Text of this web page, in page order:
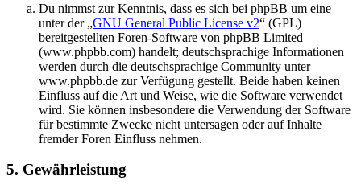
Du nimmst zur Kenntnis, dass es sich bei phpBB um eine
unter der „GNU General Public License v2“ (GPL)
bereitgestellten Foren-Software von phpBB Limited
(www.phpbb.com) handelt; deutschsprachige Informationen
werden durch die deutschsprachige Community unter
www.phpbb.de zur Verfügung gestellt. Beide haben keinen
Einfluss auf die Art und Weise, wie die Software verwendet
wird. Sie können insbesondere die Verwendung der Software
für bestimmte Zwecke nicht untersagen oder auf Inhalte
fremder Foren Einfluss nehmen.
5. Gewährleistung